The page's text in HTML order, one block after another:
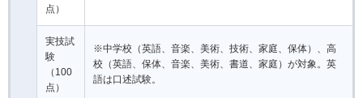
点）
実技試
験
（100
点）
※中学校（英語、音楽、美術、技術、家庭、保体）、高
校（英語、保体、音楽、美術、書道、家庭）が対象。英
語は口述試験。